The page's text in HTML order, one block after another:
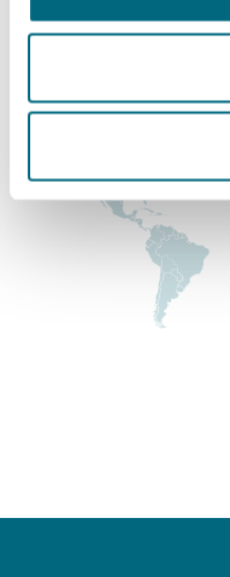
兰巴托 – 联营办公室
约
兰治县
物浦
敦
涵盖的办公室和地区